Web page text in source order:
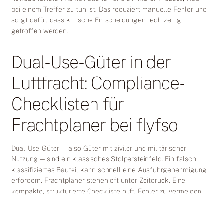
bei einem Treffer zu tun ist. Das reduziert manuelle Fehler und
sorgt dafür, dass kritische Entscheidungen rechtzeitig
getroffen werden.
Dual-Use-Güter in der
Luftfracht: Compliance-
Checklisten für
Frachtplaner bei flyfso
Dual-Use-Güter — also Güter mit ziviler und militärischer
Nutzung — sind ein klassisches Stolpersteinfeld. Ein falsch
klassifiziertes Bauteil kann schnell eine Ausfuhrgenehmigung
erfordern. Frachtplaner stehen oft unter Zeitdruck. Eine
kompakte, strukturierte Checkliste hilft, Fehler zu vermeiden.